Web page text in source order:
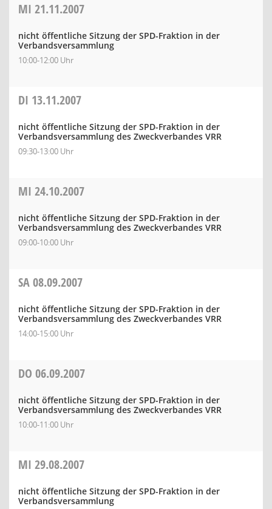
MI 21.11.2007
nicht öffentliche Sitzung der SPD-Fraktion in der
Verbandsversammlung
10:00-12:00 Uhr
DI 13.11.2007
nicht öffentliche Sitzung der SPD-Fraktion in der
Verbandsversammlung des Zweckverbandes VRR
09:30-13:00 Uhr
MI 24.10.2007
nicht öffentliche Sitzung der SPD-Fraktion in der
Verbandsversammlung des Zweckverbandes VRR
09:00-10:00 Uhr
SA08.09.2007
nicht öffentliche Sitzung der SPD-Fraktion in der
Verbandsversammlung des Zweckverbandes VRR
14:00-15:00 Uhr
DO 06.09.2007
nicht öffentliche Sitzung der SPD-Fraktion in der
Verbandsversammlung des Zweckverbandes VRR
10:00-11:00 Uhr
MI 29.08.2007
nicht öffentliche Sitzung der SPD-Fraktion in der
Verbandsversammlung